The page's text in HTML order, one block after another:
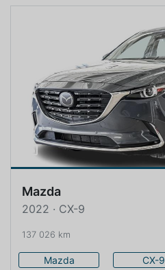
Mazda
2022 · CX-9
137 026 km
Mazda CX-9